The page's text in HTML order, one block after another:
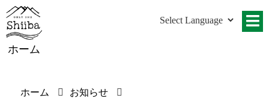
ホーム
ホーム
お知らせ